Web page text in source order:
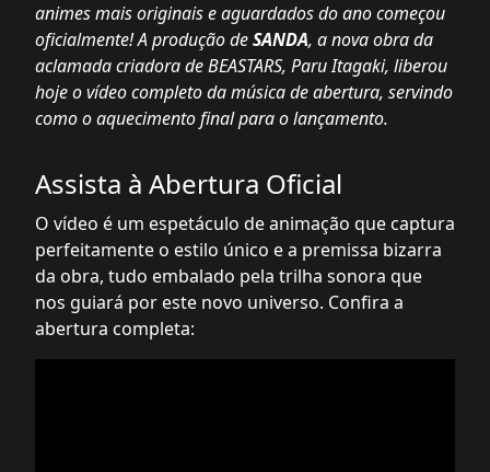
animes mais originais e aguardados do ano começou
oficialmente! A produção deSANDA, a nova obra da
aclamada criadora deBEASTARS, Paru Itagaki, liberou
hoje o vídeo completo da música de abertura, servindo
como o aquecimento final para o lançamento.
Assista à Abertura Oficial
O vídeo é um espetáculo de animação que captura
perfeitamente o estilo único e a premissa bizarra
da obra, tudo embalado pela trilha sonora que
nos guiará por este novo universo. Confira a
abertura completa: